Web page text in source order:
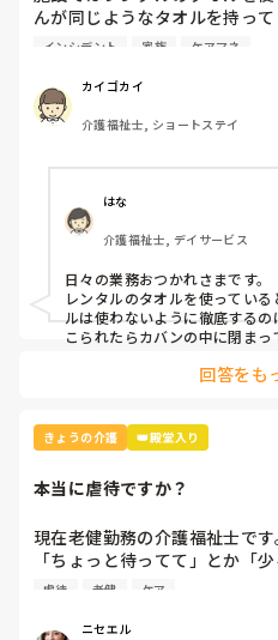
女の子来てたから流石に他の
伝えたけど。。。'
範囲超えてしまった笑
んが同じようなタオルを持っ
業者に出してしまいました。
本人と家族とケアマネとレン
ントを書きましたが、対策って
インシデント 家族 ケアマネ
カイゴカイ
介護福祉士, ショートステイ
はな
介護福祉士, デイサービス
日々の業務おつかれさまです。
レンタルのタオルを使ってい
ルは使わないように徹底する
こられたらカバンの中に閉ま
回答をも
きょうの介護 👑殿堂入り
本当に虐待ですか？
現在老健勤務の介護福祉士です
「ちょっと待ってて」とか「
葉、よく使いませんか？私の
つまり虐待と同じ枠組みです。
虐待 老健 ケア
ニセエル